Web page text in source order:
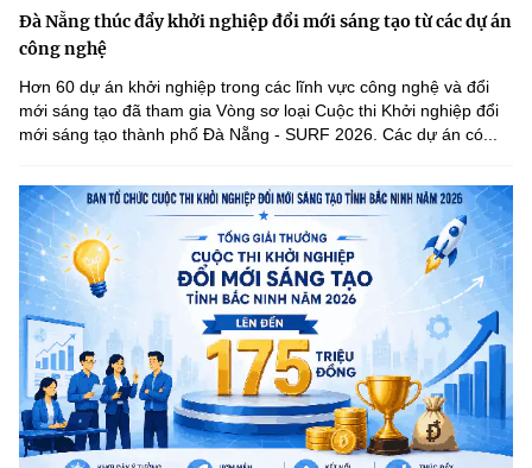
Đà Nẵng thúc đẩy khởi nghiệp đổi mới sáng tạo từ các dự án
công nghệ
Hơn 60 dự án khởi nghiệp trong các lĩnh vực công nghệ và đổi
mới sáng tạo đã tham gia Vòng sơ loại Cuộc thi Khởi nghiệp đổi
mới sáng tạo thành phố Đà Nẵng - SURF 2026. Các dự án có...